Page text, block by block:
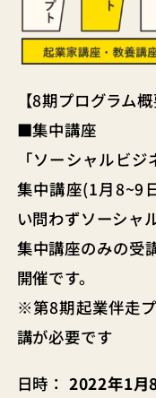
【8期プログラム概
■集中講座
「ソーシャルビ
集中講座(1月8~9
い問わずソーシャ
集中講座のみの受
開催です。
※第8期起業伴走
講が必要です
日時： 2022年1月